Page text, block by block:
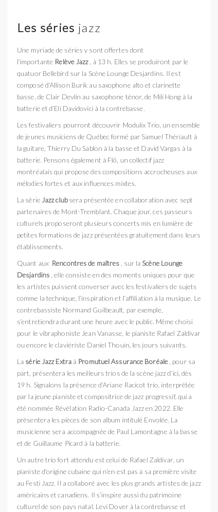
Les séries jazz
Une myriade de séries y sont offertes dont
l’importante Relève Jazz, à 13 h. Elles se produiront par le
quatuor Bellebird sur la Scène Lounge Desjardins. Il est
composé d’Allison Burik au saxophone alto et clarinette
basse, de Clair Devlin au saxophone ténor, de Mili Hong à la
batterie et d’Eli Davidovici à la contrebasse.
Les festivaliers pourront découvrir Modulix Trio, un ensemble
de jeunes musiciens de Québec formé par Samuel Thériault à
la guitare, Thierry Du Sablon à la basse et David Vargas à la
batterie. Pensons également à Flö, un collectif jazz
montréalais qui propose des compositions accrocheuses aux
mélodies fortes et aux influences mixtes.
La série Jazz clubsera présentée en collaboration avec sept
partenaires de Mont-Tremblant. Chaque jour, ces passeurs
culturels proposeront plusieurs concerts mis en lumière de
petites formations de jazz présentées gratuitement dans leurs
établissements.
Quant aux Rencontres de maîtres , sur laScène Lounge
Desjardins , elle consiste en des moments uniques pour que
les artistes puissent converser avec les festivaliers de sujets
comme la technique, l’inspiration et l’affiliation à la musique. Le
contrebassiste Normand Guilbeault, par exemple,
s’entretiendra durant une heure avec le public. Même choisi
pour le vibraphoniste Jean Vanasse, le pianiste Rafael Zaldivar
ou encore le claviériste Daniel Thouin, les jours suivants.
La série Jazz Extraà Promutuel Assurance Boréale, pour sa
part, présentera les meilleurs trios de la scène jazz d’ici, dès
19 h. Signalons la présence d’Ariane Racicot trio, interprétée
par la jeune pianiste et compositrice de jazz progressif, qui a
été nommée Révélation Radio-Canada Jazz en 2022. Elle
présentera les pièces de son album intitulé Envolée. La
musicienne sera accompagnée de Paul Lamontagne à la basse
et de Guillaume Picard à la batterie.
Un autre trio fort attendu est celui de Rafael Zaldivar, un
pianiste d’origine cubaine qui n’en est pas à sa première visite
au Festi Jazz. Il a collaboré avec les plus grands artistes de jazz
américains et canadiens. Il s’inspire aussi du patrimoine
culturel de son pays natal. Levi Dover à la contrebasse et